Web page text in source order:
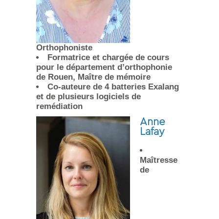
Orthophoniste
Formatrice et chargée de cours
pour le département d’orthophonie
de Rouen, Maître de mémoire
Co-auteure de 4 batteries Exalang
et de plusieurs logiciels de
remédiation
Anne
Lafay
Maîtresse
de